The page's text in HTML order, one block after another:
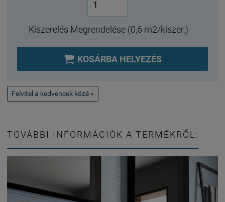
Kiszerelés Megrendelése (0,6 m2/kiszer.)
 KOSÁRBA HELYEZÉS
Felvitel a kedvencek közé »
TOVÁBBI INFORMÁCIÓK A TERMÉKRŐL: